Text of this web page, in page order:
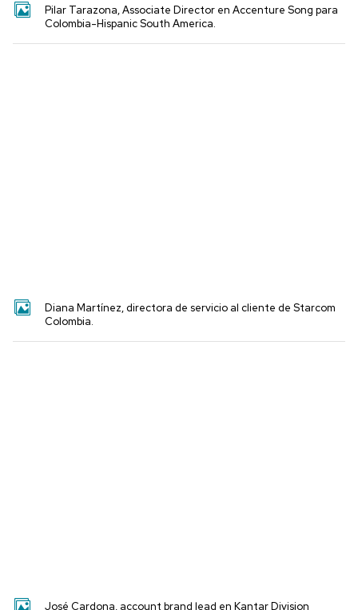
Pilar Tarazona, Associate Director en Accenture Song para
Colombia-Hispanic South America.
Diana Martínez, directora de servicio al cliente de Starcom
Colombia.
José Cardona, account brand lead en Kantar Division